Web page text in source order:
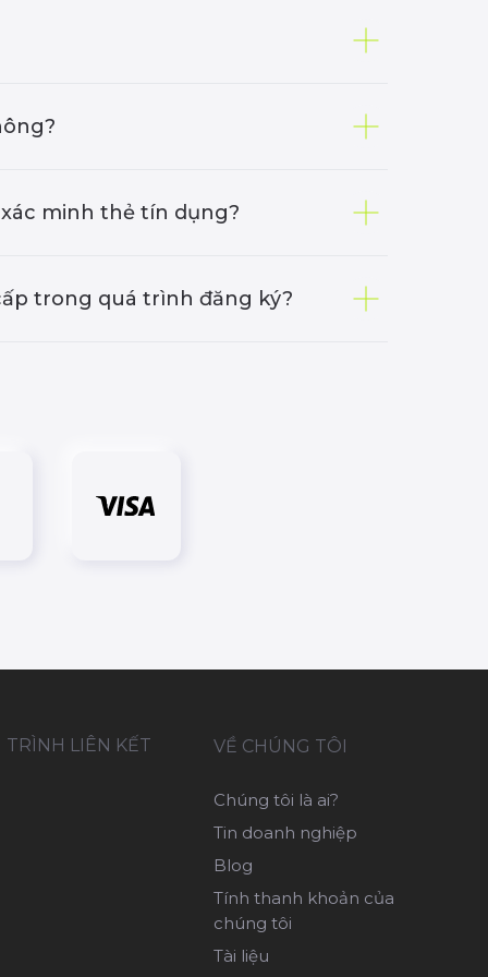
minh thẻ tín dụng?
trong quá trình đăng ký?
VỀ CHÚNG TÔI
Tài liệu
Tính thanh khoản của
chúng tôi
Blog
Chúng tôi là ai?
Tin doanh nghiệp
TRÌNH LIÊN KẾT